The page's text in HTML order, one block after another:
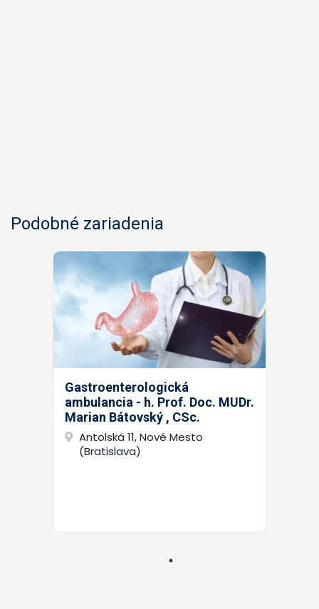
Podobné zariadenia
Gastroenterologická
ambulancia - h. Prof. Doc. MUDr.
Marian Bátovský , CSc.
Antolská 11, Nové Mesto
(Bratislava)